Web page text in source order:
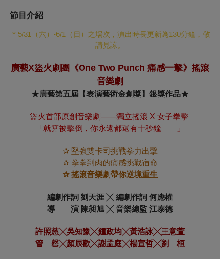
節目介紹
＊ 5/31（六）-6/1（日）之場次，演出時長更新為130分鐘，敬
請見諒。
廣藝X盜火劇團《One Two Punch 痛感一擊》搖滾
音樂劇
★廣藝第五屆【表演藝術金創獎】銀獎作品★
盜火首部原創音樂劇——獨立搖滾 X 女子拳擊
「就算被擊倒，你永遠都還有十秒鐘——」
✰ 堅強雙卡司挑戰拳力出擊
✰ 拳拳到肉的痛感挑戰宿命
✰搖滾音樂劇帶你逆境重生
編劇作詞 劉天涯 ╳ 編劇作詞 何應權
導 演 陳昶旭 ╳ 音樂總監 江泰德
許照慈╳吳知豫╳鍾政均╳黃浩詠╳王意萱
管 罄╳顏辰歡╳謝孟庭╳楊宣哲╳劉 桓